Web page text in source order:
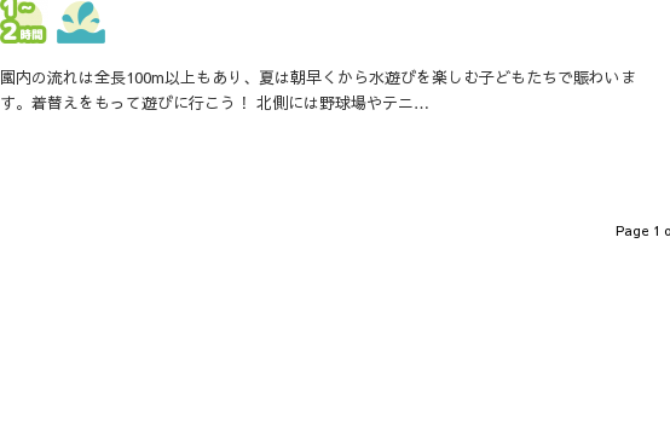
園内の流れは全長100m以上もあり、夏は朝早くから水遊びを楽しむ子どもたちで賑わいま
す。着替えをもって遊びに行こう！ 北側には野球場やテニ…
Page 1